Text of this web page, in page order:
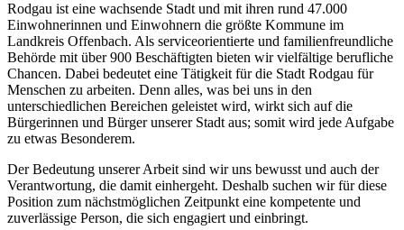
Rodgau ist eine wachsende Stadt und mit ihren rund 47.000
Einwohnerinnen und Einwohnern die größte Kommune im
Landkreis Offenbach. Als serviceorientierte und familienfreundliche
Behörde mit über 900 Beschäftigten bieten wir vielfältige berufliche
Chancen. Dabei bedeutet eine Tätigkeit für die Stadt Rodgau für
Menschen zu arbeiten. Denn alles, was bei uns in den
unterschiedlichen Bereichen geleistet wird, wirkt sich auf die
Bürgerinnen und Bürger unserer Stadt aus; somit wird jede Aufgabe
zu etwas Besonderem.
Der Bedeutung unserer Arbeit sind wir uns bewusst und auch der
Verantwortung, die damit einhergeht. Deshalb suchen wir für diese
Position zum nächstmöglichen Zeitpunkt eine kompetente und
zuverlässige Person, die sich engagiert und einbringt.